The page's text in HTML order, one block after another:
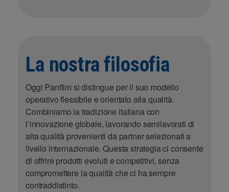
La nostra filosofia
Oggi Panfilm si distingue per il suo modello
operativo flessibile e orientato alla qualità.
Combiniamo la tradizione italiana con
l’innovazione globale, lavorando semilavorati di
alta qualità provenienti da partner selezionati a
livello internazionale. Questa strategia ci consente
di offrire prodotti evoluti e competitivi, senza
compromettere la qualità che ci ha sempre
contraddistinto.